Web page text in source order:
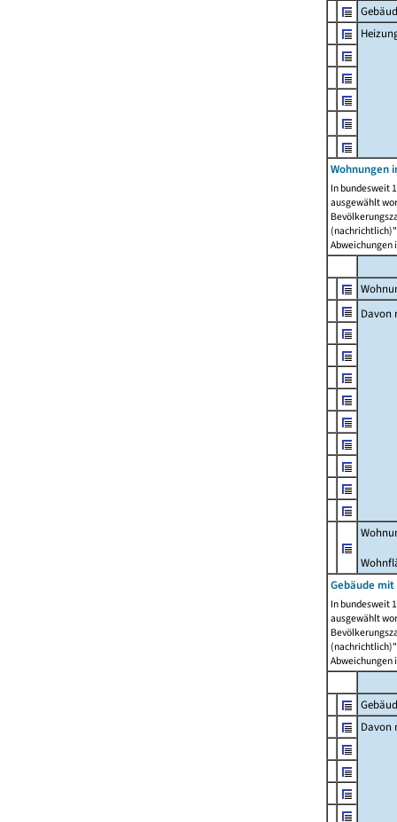
Wohnungen
In bundesweit
ausgewählt
Abweichungen
Davon
Gebäude
In bundesweit
ausgewählt
Abweichungen
Davon